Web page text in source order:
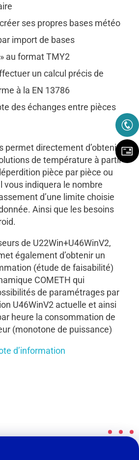
ses propres bases météo
import de bases
au format TMY2
un calcul précis de
à la EN 13786
des échanges entre pièces
permet directement d’obtenir
de température à partir
pièce par pièce ou
vous indiquera le nombre
d’une limite choisie
Ainsi que les besoins
de U22Win+U46WinV2,
également d’obtenir un
(étude de faisabilité)
COMETH qui
de paramétrages par
U46WinV2 actuelle et ainsi
heure la consommation de
(monotone de puissance)
d’information